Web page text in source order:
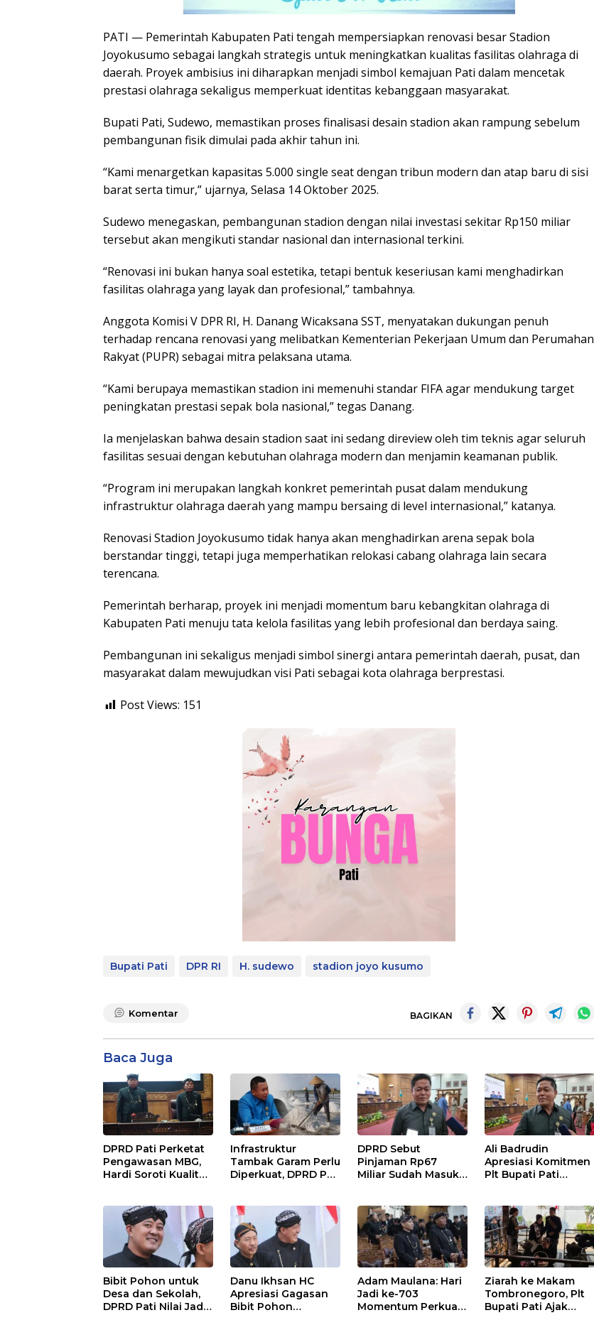
PATI — Pemerintah Kabupaten Pati tengah mempersiapkan renovasi besar Stadion
Joyokusumo sebagai langkah strategis untuk meningkatkan kualitas fasilitas olahraga di
daerah. Proyek ambisius ini diharapkan menjadi simbol kemajuan Pati dalam mencetak
prestasi olahraga sekaligus memperkuat identitas kebanggaan masyarakat.
Bupati Pati, Sudewo, memastikan proses finalisasi desain stadion akan rampung sebelum
pembangunan fisik dimulai pada akhir tahun ini.
“Kami menargetkan kapasitas 5.000 single seat dengan tribun modern dan atap baru di sisi
barat serta timur,” ujarnya, Selasa 14 Oktober 2025.
Sudewo menegaskan, pembangunan stadion dengan nilai investasi sekitar Rp150 miliar
tersebut akan mengikuti standar nasional dan internasional terkini.
“Renovasi ini bukan hanya soal estetika, tetapi bentuk keseriusan kami menghadirkan
fasilitas olahraga yang layak dan profesional,” tambahnya.
Anggota Komisi V DPR RI, H. Danang Wicaksana SST, menyatakan dukungan penuh
terhadap rencana renovasi yang melibatkan Kementerian Pekerjaan Umum dan Perumahan
Rakyat (PUPR) sebagai mitra pelaksana utama.
“Kami berupaya memastikan stadion ini memenuhi standar FIFA agar mendukung target
peningkatan prestasi sepak bola nasional,” tegas Danang.
Ia menjelaskan bahwa desain stadion saat ini sedang direview oleh tim teknis agar seluruh
fasilitas sesuai dengan kebutuhan olahraga modern dan menjamin keamanan publik.
“Program ini merupakan langkah konkret pemerintah pusat dalam mendukung
infrastruktur olahraga daerah yang mampu bersaing di level internasional,” katanya.
Renovasi Stadion Joyokusumo tidak hanya akan menghadirkan arena sepak bola
berstandar tinggi, tetapi juga memperhatikan relokasi cabang olahraga lain secara
terencana.
Pemerintah berharap, proyek ini menjadi momentum baru kebangkitan olahraga di
Kabupaten Pati menuju tata kelola fasilitas yang lebih profesional dan berdaya saing.
Pembangunan ini sekaligus menjadi simbol sinergi antara pemerintah daerah, pusat, dan
masyarakat dalam mewujudkan visi Pati sebagai kota olahraga berprestasi.
Post Views: 151
Bupati Pati DPR RI H. sudewo stadion joyo kusumo
Komentar BAGIKAN
Baca Juga
DPRD Pati Perketat
Pengawasan MBG,
Hardi Soroti Kualitas
Anggaran
Infrastruktur
Tambak Garam Perlu
Diperkuat, DPRD Pati
Lebih Serius
DPRD Sebut
Pinjaman Rp67
Miliar Sudah Masuk
Ali Badrudin
Apresiasi Komitmen
Plt Bupati Pati
Bibit Pohon untuk
Desa dan Sekolah,
DPRD Pati Nilai Jadi
Danu Ikhsan HC
Apresiasi Gagasan
Bibit Pohon
Adam Maulana: Hari
Jadi ke-703
Momentum Perkuat
Ziarah ke Makam
Tombronegoro, Plt
Bupati Pati Ajak